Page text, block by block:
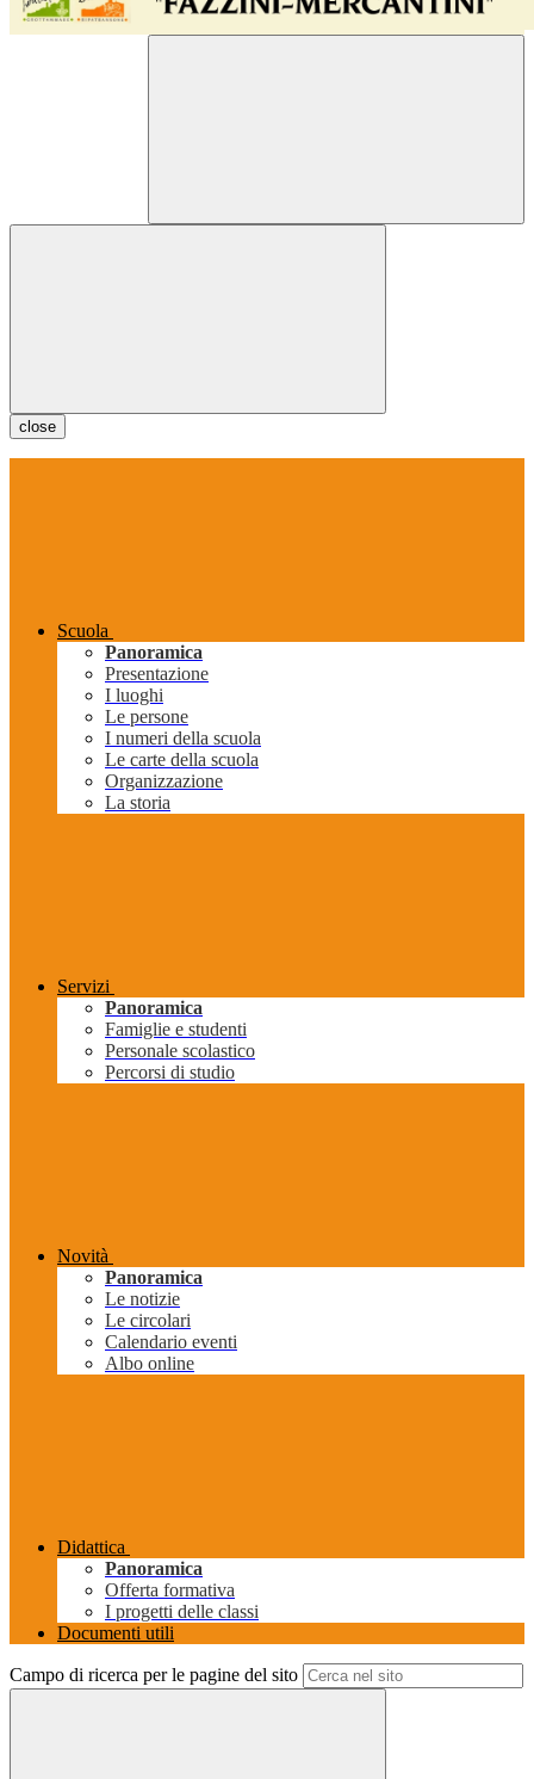
close
Scuola
Panoramica
Presentazione
I luoghi
Le persone
I numeri della scuola
Le carte della scuola
Organizzazione
La storia
Servizi
Panoramica
Famiglie e studenti
Personale scolastico
Percorsi di studio
Novità
Panoramica
Le notizie
Le circolari
Calendario eventi
Albo online
Didattica
Panoramica
Offerta formativa
I progetti delle classi
Documenti utili
Campo di ricerca per le pagine del sito